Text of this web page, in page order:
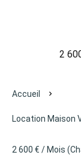
2
Accueil
Location Maison
2 600 € / Mois